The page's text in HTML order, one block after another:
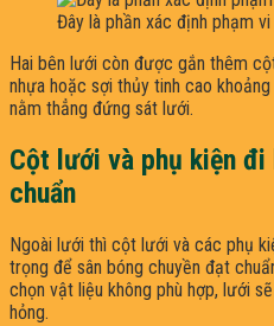
Đây là phần xác định phạm
Hai bên lưới còn được gắn thêm
nhựa hoặc sợi thủy tinh cao
nằm thẳng đứng sát lưới.
Cột lưới và phụ kiện
chuẩn
Ngoài lưới thì cột lưới và các phụ
trọng để sân bóng chuyền đạt
chọn vật liệu không phù hợp, lưới
hỏng.